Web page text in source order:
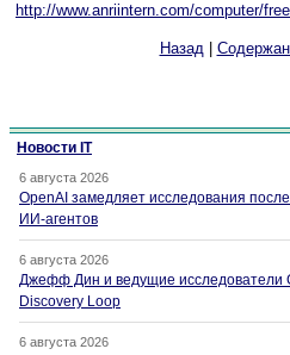
http://www.anriintern.com/computer/
Назад|
Новости IT
6 августа 2026
OpenAI замедляет исследования
ИИ-агентов
6 августа 2026
Джефф Дин и ведущие исследователи
Discovery Loop
6 августа 2026